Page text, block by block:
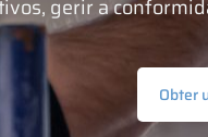
gerir a
Obter